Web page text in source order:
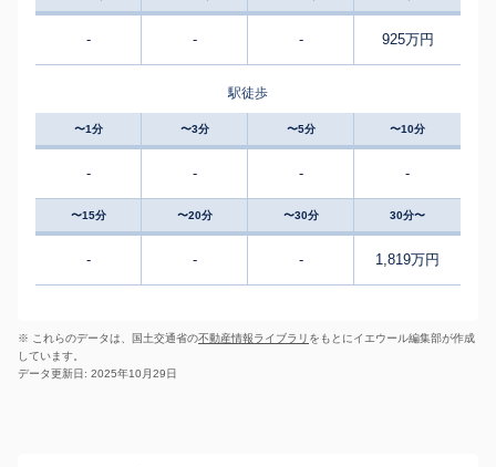
- - - 925万円
駅徒歩
〜1分 〜3分 〜5分 〜10分
- - - -
〜15分 〜20分 〜30分 30分〜
- - - 1,819万円
※ これらのデータは、国土交通省の不動産情報ライブラリ をもとにイエウール編集部が作成
しています。
データ更新日: 2025年10月29日